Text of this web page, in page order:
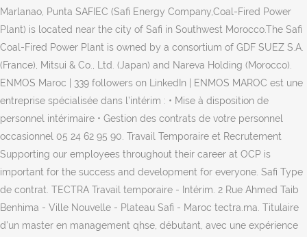
Marlanao, Punta SAFIEC (Safi Energy Company,Coal-Fired Power
Plant) is located near the city of Safi in Southwest Morocco.The Safi
Coal-Fired Power Plant is owned by a consortium of GDF SUEZ S.A.
(France), Mitsui & Co., Ltd. (Japan) and Nareva Holding (Morocco).
ENMOS Maroc | 339 followers on LinkedIn | ENMOS MAROC est une
entreprise spécialisée dans l’intérim : • Mise à disposition de
personnel intérimaire • Gestion des contrats de votre personnel
occasionnel 05 24 62 95 90. Travail Temporaire et Recrutement
Supporting our employees throughout their career at OCP is
important for the success and development for everyone. Safi Type
de contrat. TECTRA Travail temporaire - Intérim. 2 Rue Ahmed Taib
Benhima - Ville Nouvelle - Plateau Safi - Maroc tectra.ma. Titulaire
d'un master en management qhse, débutant, avec une expérience